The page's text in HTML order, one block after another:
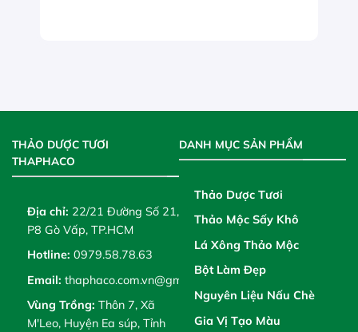
THẢO DƯỢC TƯƠI
THAPHACO
Địa chỉ: 22/21 Đường Số 21,
P8 Gò Vấp, TP.HCM
Hotline: 0979.58.78.63
Email: thaphaco.com.vn@gmail.com
Vùng Trồng: Thôn 7, Xã
M'Leo, Huyện Ea súp, Tỉnh
DANH MỤC SẢN PHẨM
Thảo Dược Tươi
Thảo Mộc Sấy Khô
Lá Xông Thảo Mộc
Bột Làm Đẹp
Nguyên Liệu Nấu Chè
Gia Vị Tạo Màu